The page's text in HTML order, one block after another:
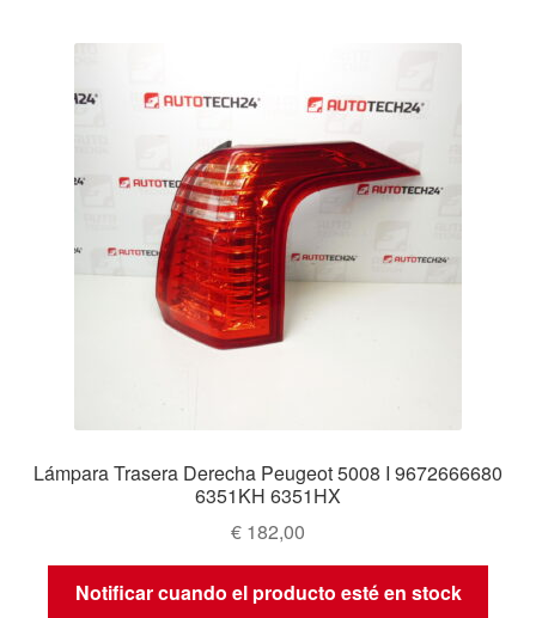
Lámpara Trasera Derecha Peugeot 5008 I 9672666680
6351KH 6351HX
€ 182,00
Notificar cuando el producto esté en stock